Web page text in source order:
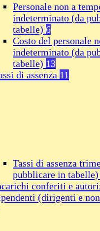
Personale non a
indeterminato (da
tabelle) 6
Costo del personale
indeterminato (da
tabelle) 13
di assenza 11
Tassi di assenza
pubblicare in tabelle)
conferiti e
(dirigenti e